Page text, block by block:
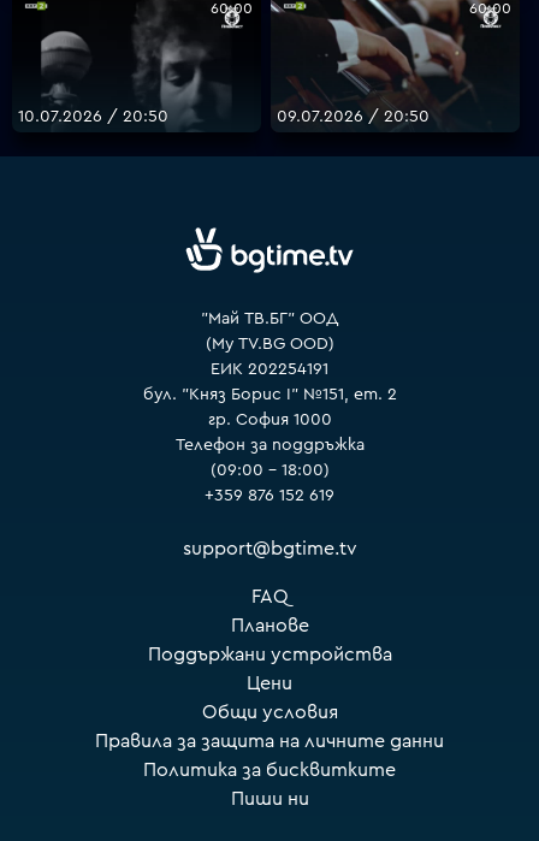
60:00
10.07.2026 / 20:50
60:00
09.07.2026 / 20:50
"Май ТВ.БГ" ООД
(My TV.BG OOD)
ЕИК 202254191
бул. "Княз Борис I" №151, ет. 2
гр. София 1000
Телефон за поддръжка
(09:00 – 18:00)
+359 876 152 619
support@bgtime.tv
FAQ
Планове
Поддържани устройства
Цени
Общи условия
Правила за защита на личните данни
Политика за бисквитките
Пиши ни